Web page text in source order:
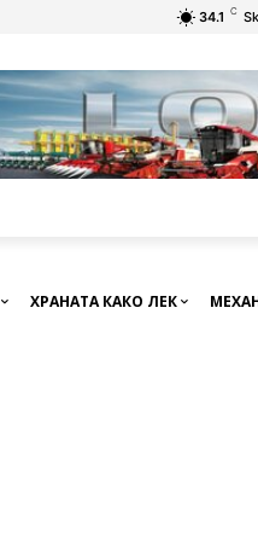
34.1 C
ХРАНАТА КАКО ЛЕК